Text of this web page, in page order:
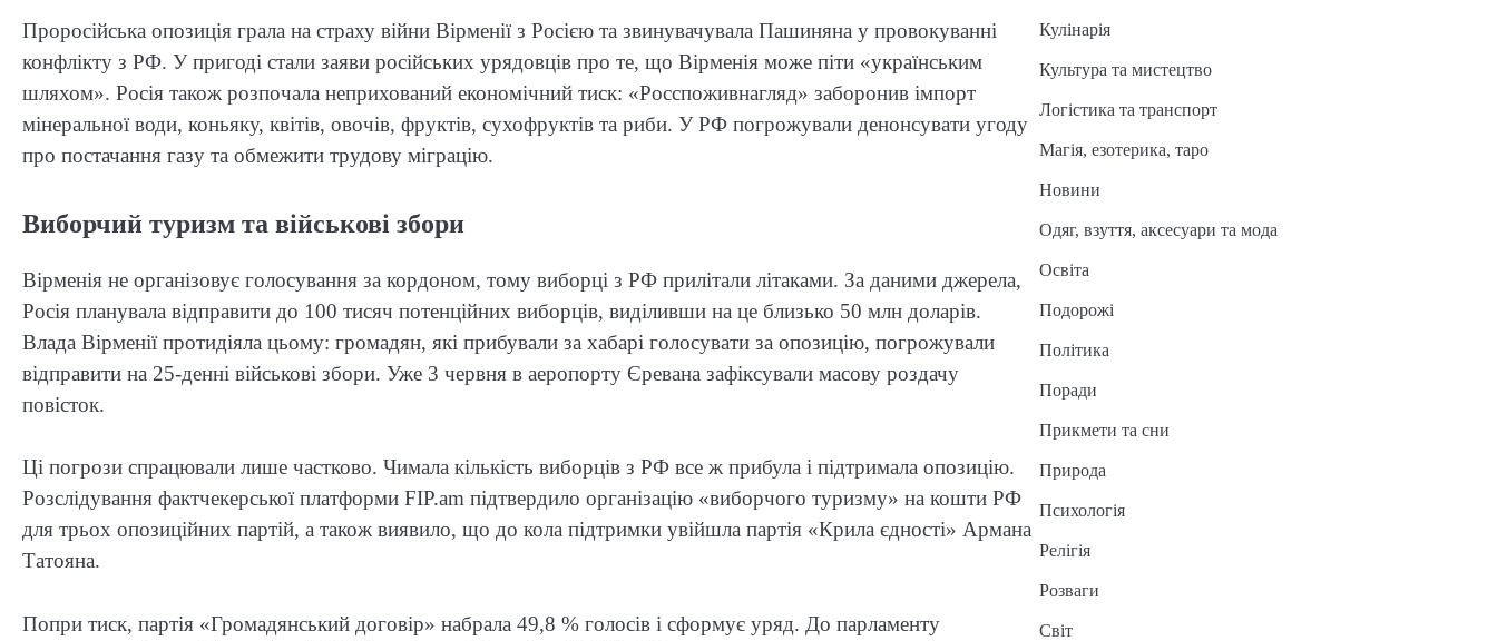
Проросійська опозиція грала на страху війни Вірменії з Росією та звинувачувала Пашиняна у провокуванні
конфлікту з РФ. У пригоді стали заяви російських урядовців про те, що Вірменія може піти «українським
шляхом». Росія також розпочала неприхований економічний тиск: «Росспоживнагляд» заборонив імпорт
мінеральної води, коньяку, квітів, овочів, фруктів, сухофруктів та риби. У РФ погрожували денонсувати угоду
про постачання газу та обмежити трудову міграцію.
Виборчий туризм та військові збори
Вірменія не організовує голосування за кордоном, тому виборці з РФ прилітали літаками. За даними джерела,
Росія планувала відправити до 100 тисяч потенційних виборців, виділивши на це близько 50 млн доларів.
Влада Вірменії протидіяла цьому: громадян, які прибували за хабарі голосувати за опозицію, погрожували
відправити на 25-денні військові збори. Уже 3 червня в аеропорту Єревана зафіксували масову роздачу
повісток.
Ці погрози спрацювали лише частково. Чимала кількість виборців з РФ все ж прибула і підтримала опозицію.
Розслідування фактчекерської платформи FIP.am підтвердило організацію «виборчого туризму» на кошти РФ
для трьох опозиційних партій, а також виявило, що до кола підтримки увійшла партія «Крила єдності» Армана
Татояна.
Попри тиск, партія «Громадянський договір» набрала 49,8 % голосів і сформує уряд. До парламенту
Кулінарія
Культура та мистецтво
Логістика та транспорт
Магія, езотерика, таро
Новини
Одяг, взуття, аксесуари та мода
Освіта
Подорожі
Політика
Поради
Прикмети та сни
Природа
Психологія
Релігія
Розваги
Світ